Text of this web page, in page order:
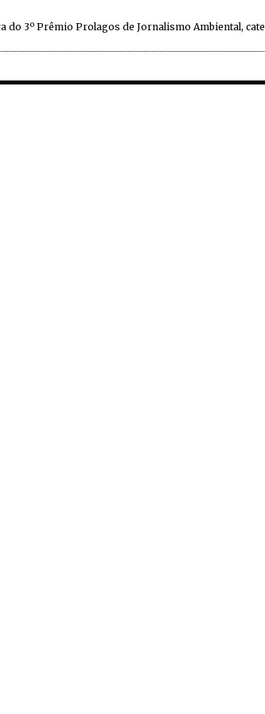
do 3º Prêmio Prolagos de Jornalismo Ambiental,